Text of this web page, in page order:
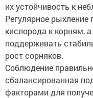
их устойчивость к
Регулярное рыхление
кислорода к корням,
поддерживать
рост сорняков.
Соблюдение
сбалансированная
факторами для